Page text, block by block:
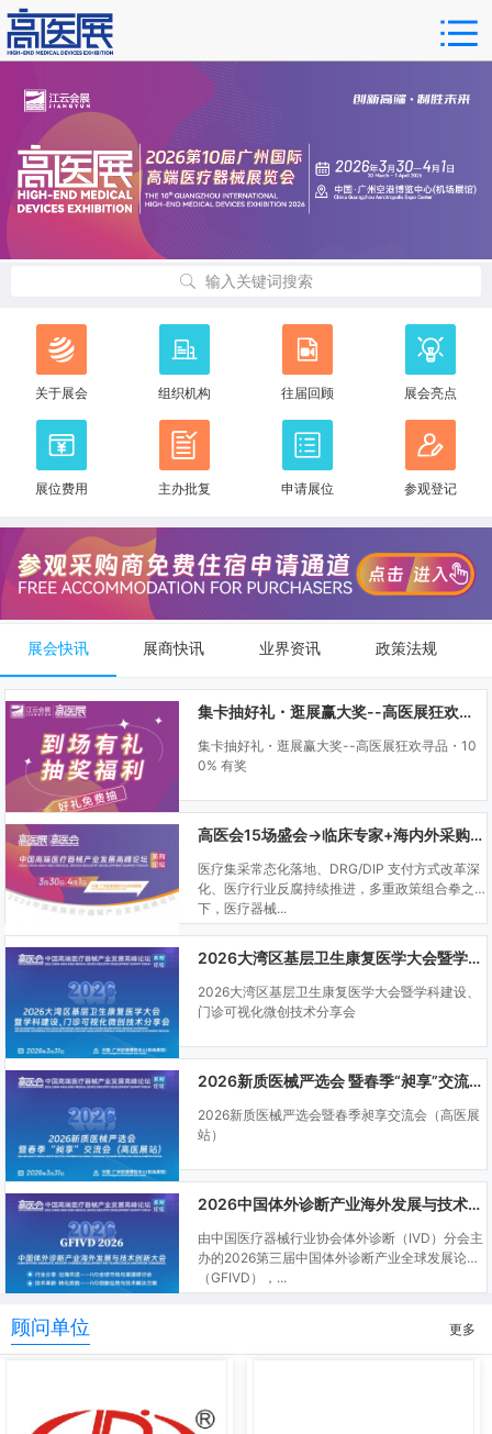
输入关键词搜索
关于展会 组织机构 往届回顾 展会亮点
展位费用 主办批复 申请展位 参观登记
展会快讯 展商快讯 业界资讯 政策法规
集卡抽好礼・逛展赢大奖--高医展狂欢寻品・100% 有奖
集卡抽好礼・逛展赢大奖--高医展狂欢寻品・10
0% 有奖
高医会15场盛会→临床专家+海内外采购商双向对接
医疗集采常态化落地、DRG/DIP 支付方式改革深
化、医疗行业反腐持续推进，多重政策组合拳之
下，医疗器械...
2026大湾区基层卫生康复医学大会暨学科建设、门诊可视化微创技术分享会
2026大湾区基层卫生康复医学大会暨学科建设、
门诊可视化微创技术分享会
2026新质医械严选会 暨春季“昶享”交流会（高医展站）
2026新质医械严选会暨春季昶享交流会（高医展
站）
2026中国体外诊断产业海外发展与技术创新大会
由中国医疗器械行业协会体外诊断（IVD）分会主
办的2026第三届中国体外诊断产业全球发展论坛
（GFIVD），...
顾问单位 更多